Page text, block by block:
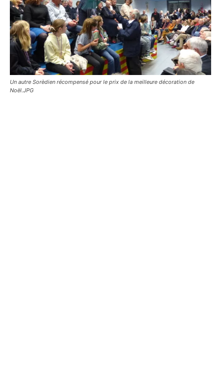
Un autre Sorèdien récompensé pour le prix de la meilleure décoration de
Noël.JPG